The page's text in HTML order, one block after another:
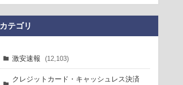
カテゴリ
激安速報 (12,103)
クレジットカード・キャッシュレス決済